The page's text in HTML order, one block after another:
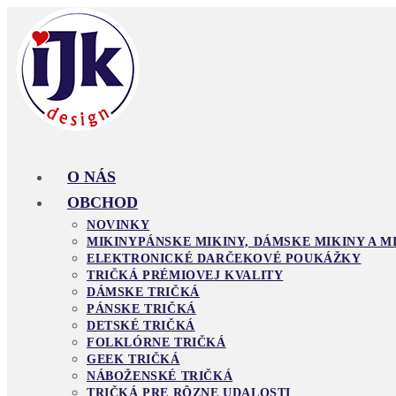
content
O NÁS
OBCHOD
NOVINKY
MIKINYPÁNSKE MIKINY, DÁMSKE MIKINY A
ELEKTRONICKÉ DARČEKOVÉ POUKÁŽKY
TRIČKÁ PRÉMIOVEJ KVALITY
DÁMSKE TRIČKÁ
PÁNSKE TRIČKÁ
DETSKÉ TRIČKÁ
FOLKLÓRNE TRIČKÁ
GEEK TRIČKÁ
NÁBOŽENSKÉ TRIČKÁ
TRIČKÁ PRE RÔZNE UDALOSTI